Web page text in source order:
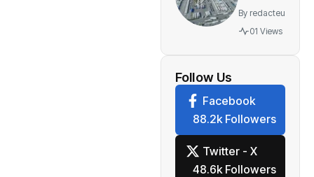
puissance
d’un
de
l’économie
mondiale
By redacteur3.0
01 Views
Follow Us
Facebook
88.2k Followers
Twitter - X
48.6k Followers